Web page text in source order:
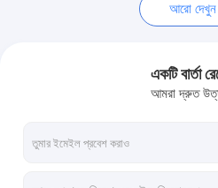
একটি উদ্ধৃতি অনুরোধ করুন
4G স্মার্ট ওয়াচ
আরো দেখুন
একটি বার্তা
আমরা দ্রুত